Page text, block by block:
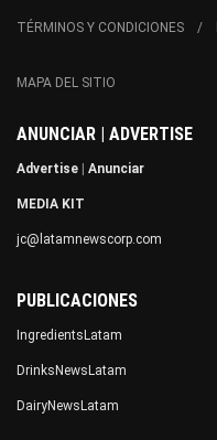
TÉRMINOS Y CONDICIONES
MAPA DEL SITIO
ANUNCIAR | ADVERTISE
Advertise Anunciar
MEDIA KIT
jc@latamnewscorp.com
PUBLICACIONES
IngredientsLatam
DrinksNewsLatam
DairyNewsLatam